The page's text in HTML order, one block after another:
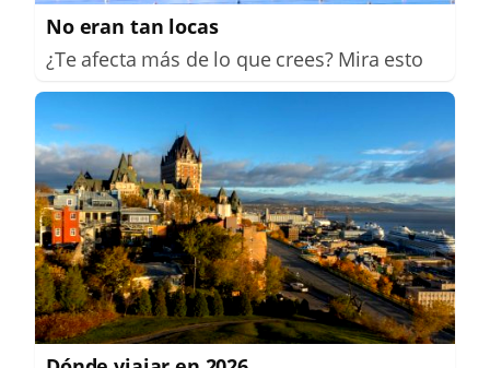
No eran tan locas
¿Te afecta más de lo que crees? Mira esto